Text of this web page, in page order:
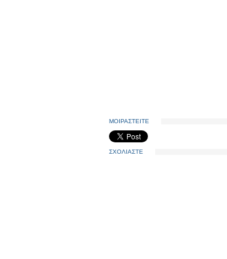
ΜΟΙΡΑΣΤΕΙΤΕ
ΣΧΟΛΙΑΣΤΕ